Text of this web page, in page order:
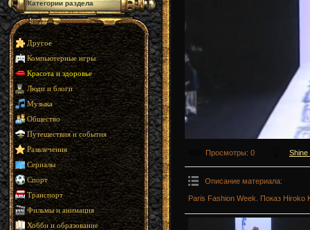
Категории раздела
Другое
Компьютерные игры
Красота и здоровье
Люди и блоги
Музыка
Общество
Путешествия и события
Развлечения
Сериалы
Спорт
Транспорт
Фильмы и анимация
Хобби и образование
Просмотры: 0 Shine
Описание материала:
Paris Fashion Week. Показ Hiroko